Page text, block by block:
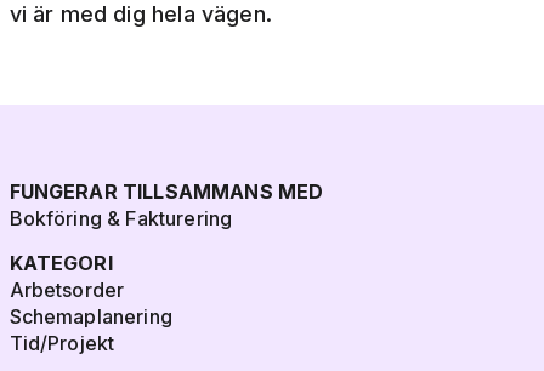
vi är med dig hela vägen.
FUNGERAR TILLSAMMANS MED
Bokföring & Fakturering
KATEGORI
Arbetsorder
Schemaplanering
Tid/Projekt